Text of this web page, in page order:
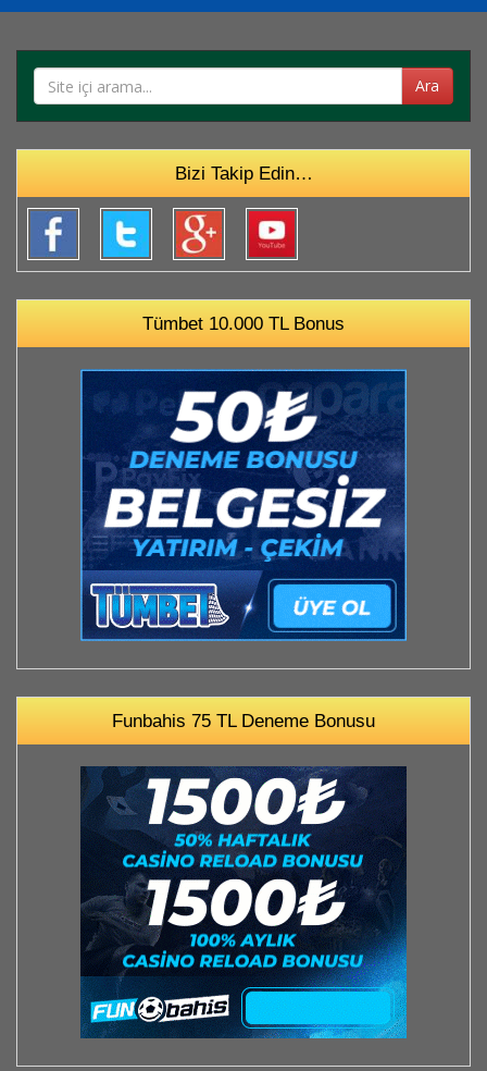
Ara
Bizi Takip Edin…
Tümbet 10.000 TL Bonus
Funbahis 75 TL Deneme Bonusu